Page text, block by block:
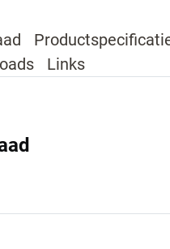
Links